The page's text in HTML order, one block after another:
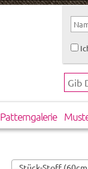
Patterngalerie